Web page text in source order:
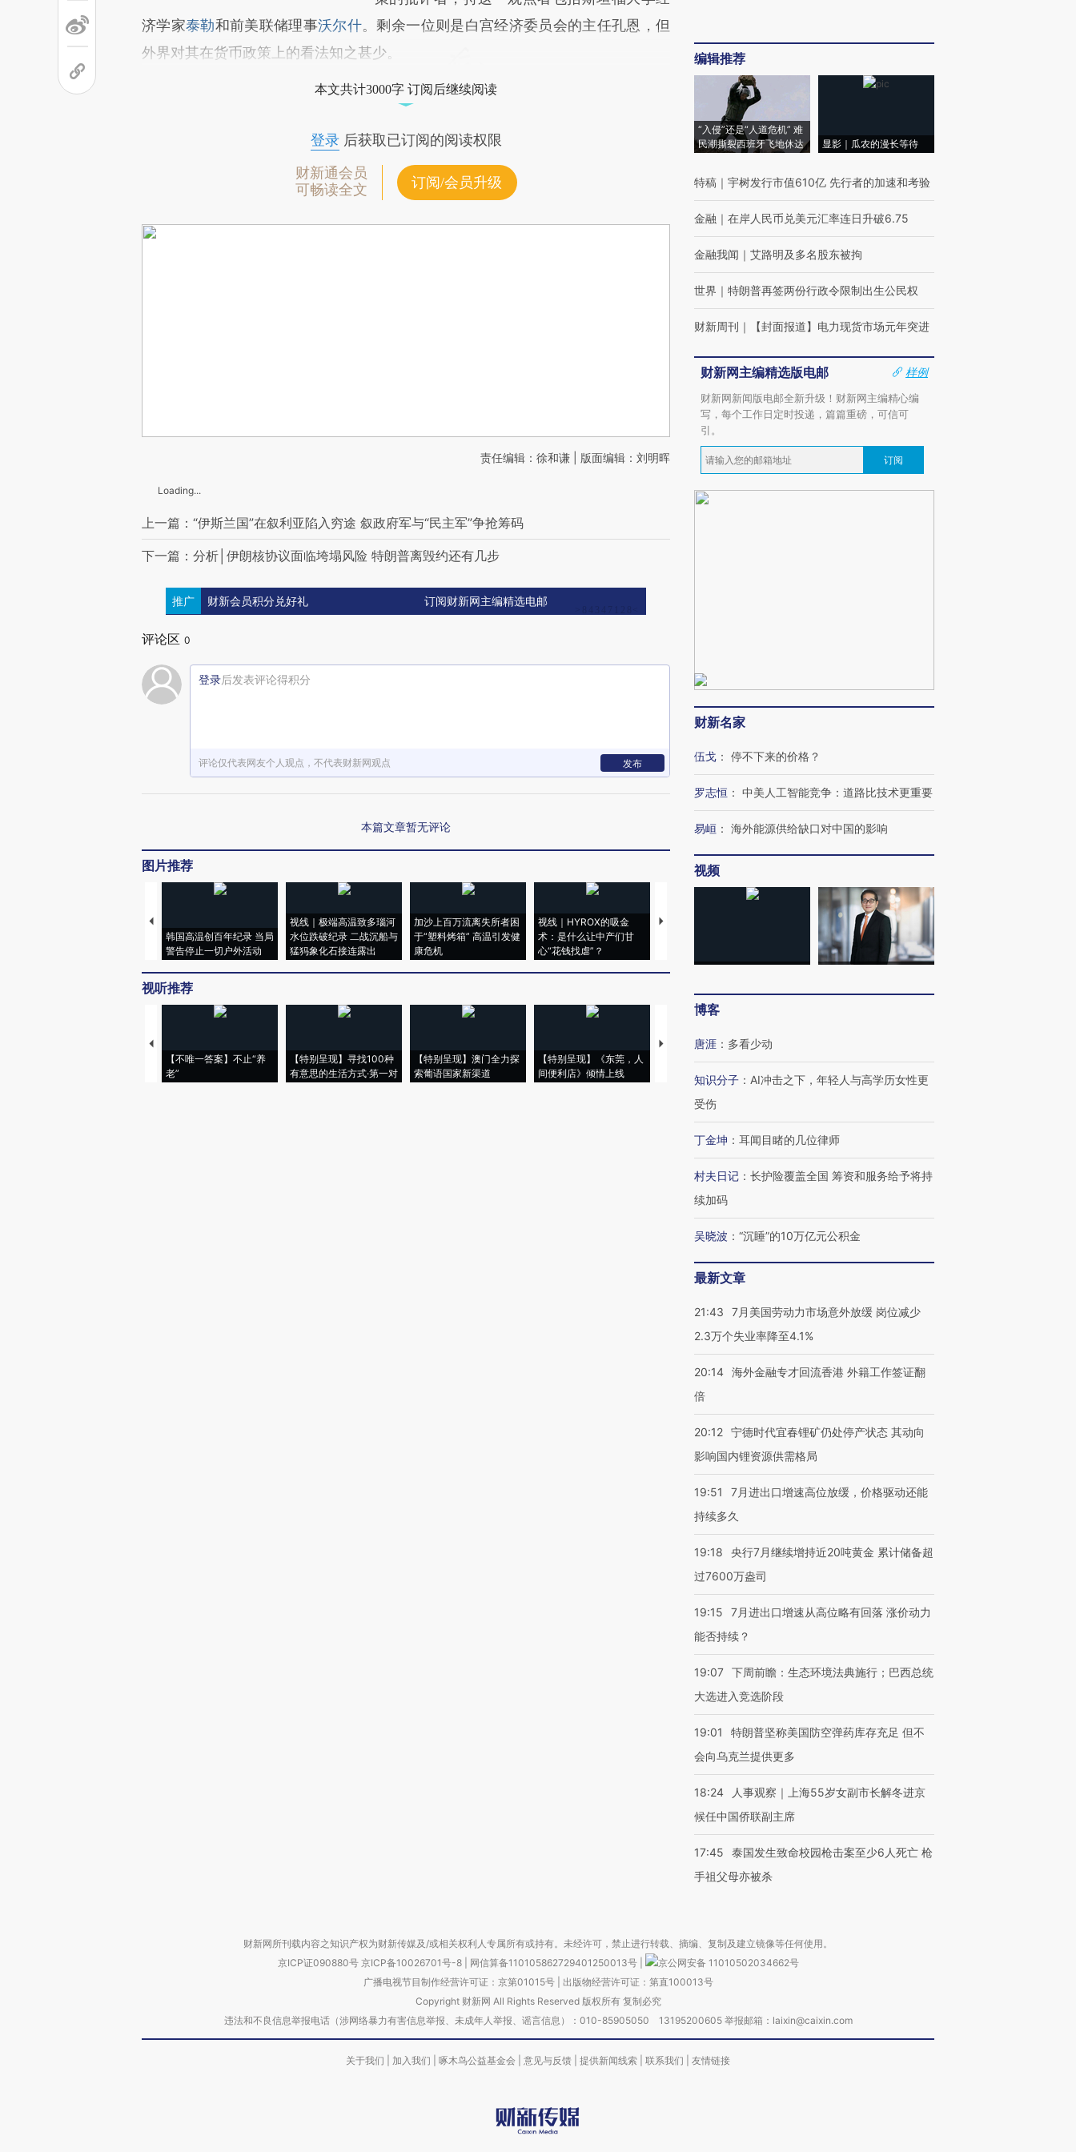
济学家泰勒和前美联储理事沃尔什。剩余一位则是白宫经济委员会的主任孔恩，但
外界对其在货币政策上的看法知之甚少。
本文共计3000字 订阅后继续阅读
登录后获取已订阅的阅读权限
财新通会员
可畅读全文
订阅/会员升级
责任编辑：徐和谦 | 版面编辑：刘明晖
Loading...
上一篇：“伊斯兰国”在叙利亚陷入穷途 叙政府军与“民主军”争抢筹码
下一篇：分析│伊朗核协议面临垮塌风险 特朗普离毁约还有几步
推广 财新会员积分兑好礼 订阅财新网主编精选电邮
评论区 0
登录后发表评论得积分
评论仅代表网友个人观点，不代表财新网观点 发布
本篇文章暂无评论
图片推荐
韩国高温创百年纪录 当局
警告停止一切户外活动
视线｜极端高温致多瑙河
水位跌破纪录 二战沉船与
猛犸象化石接连露出
加沙上百万流离失所者困
于“塑料烤箱” 高温引发健
康危机
视线｜HYROX的吸金
术：是什么让中产们甘
心“花钱找虐”？
马航飞行员跨国走私7万
视线｜被称为“蟑螂”的印
度Z世代 用街头抗争将教
育部长拱下台
机”？难民潮撕裂西班牙
飞地休达
视听推荐
【不唯一答案】不止“养
老”
【特别呈现】寻找100种
有意思的生活方式·第一对
【特别呈现】澳门全力探
索葡语国家新渠道
【特别呈现】《东莞，人
间便利店》倾情上线
【推广】走进第四届链博
会，让数智科技“链”接产
【特别呈现】寻找100种
有意思的生活方式·第三对
CFO：不靠规模取胜，华
住三大增长引擎是什么？
编辑推荐
“入侵”还是“人道危机” 难
民潮撕裂西班牙飞地休达
显影｜瓜农的漫长等待
特稿 ｜ 宇树发行市值610亿 先行者的加速和考验
金融 ｜ 在岸人民币兑美元汇率连日升破6.75
金融我闻 ｜ 艾路明及多名股东被拘
世界 ｜ 特朗普再签两份行政令限制出生公民权
财新周刊 ｜ 【封面报道】电力现货市场元年突进
财新网主编精选版电邮
样例
财新网新闻版电邮全新升级！财新网主编精心编
写，每个工作日定时投递，篇篇重磅，可信可
引。
订阅
财新名家
伍戈 ： 停不下来的价格？
罗志恒 ： 中美人工智能竞争：道路比技术更重要
易峘 ： 海外能源供给缺口对中国的影响
视频
博客
唐涯 ： 多看少动
知识分子 ： AI冲击之下，年轻人与高学历女性更
受伤
丁金坤 ： 耳闻目睹的几位律师
村夫日记 ： 长护险覆盖全国 筹资和服务给予将持
续加码
吴晓波 ： “沉睡”的10万亿元公积金
最新文章
21:43
7月美国劳动力市场意外放缓 岗位减少
2.3万个失业率降至4.1%
20:14 海外金融专才回流香港 外籍工作签证翻
倍
20:12 宁德时代宜春锂矿仍处停产状态 其动向
影响国内锂资源供需格局
19:51
7月进出口增速高位放缓，价格驱动还能
持续多久
19:18
央行7月继续增持近20吨黄金 累计储备超
过7600万盎司
19:15
7月进出口增速从高位略有回落 涨价动力
能否持续？
19:07 下周前瞻：生态环境法典施行；巴西总统
大选进入竞选阶段
19:01
特朗普坚称美国防空弹药库存充足 但不
会向乌克兰提供更多
18:24
人事观察｜上海55岁女副市长解冬进京
候任中国侨联副主席
17:45
泰国发生致命校园枪击案至少6人死亡 枪
手祖父母亦被杀
财新网所刊载内容之知识产权为财新传媒及/或相关权利人专属所有或持有。未经许可，禁止进行转载、摘编、复制及建立镜像等任何使用。
京ICP证090880号 京ICP备10026701号-8 网信算备110105862729401250013号
京公网安备 11010502034662号
广播电视节目制作经营许可证：京第01015号| 出版物经营许可证：第直100013号
Copyright 财新网 All Rights Reserved 版权所有 复制必究
违法和不良信息举报电话（涉网络暴力有害信息举报、未成年人举报、谣言信息）：010-85905050 13195200605 举报邮箱：laixin@caixin.com
关于我们 加入我们 啄木鸟公益基金会 意见与反馈 提供新闻线索 联系我们 友情链接